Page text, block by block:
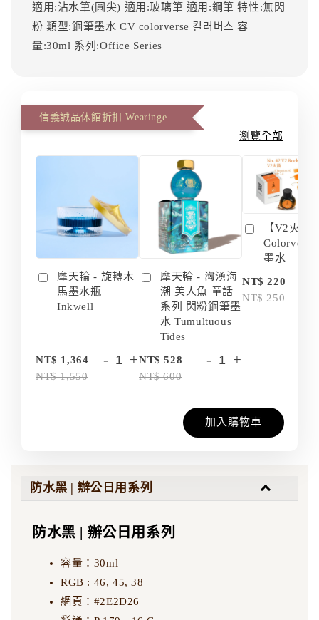
適用:沾水筆(圓尖) 適用:玻璃筆 適用:鋼筆特性:無閃
粉類型:鋼筆墨水CV colorverse 컬러버스 容
量:30ml 系列:Office Series
瀏覽全部
摩天輪 - 旋轉木
馬墨水瓶
Inkwell
NT$ 1,364
NT$ 1,550
- +
摩天輪 - 洶湧海
潮 美人魚 童話
系列 閃粉鋼筆墨
水 Tumultuous
Tides
NT$ 528
NT$ 600
- +
【V2火箭
Colorverse
墨水
NT$ 220
NT$ 250
加入購物車
防水黑 | 辦公日用系列
防水黑 | 辦公日用系列
容量：30ml
RGB : 46, 45, 38
網頁：#2E2D26